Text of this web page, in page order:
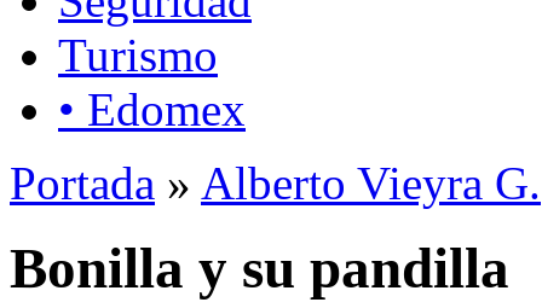
Turismo
• Edomex
Portada » Alberto Vieyra G.
Bonilla y su pandilla